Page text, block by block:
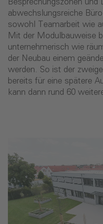
Besprechungszonen und
abwechslungsreiche
sowohl Teamarbeit wie
Mit der Modulbauweise
unternehmerisch wie
der Neubau einem
werden. So ist der
bereits für eine spätere
kann dann rund 60